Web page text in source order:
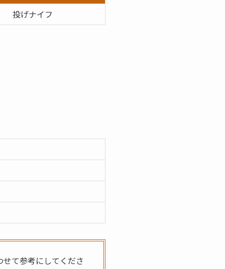
投げナイフ
て参考にしてくださ